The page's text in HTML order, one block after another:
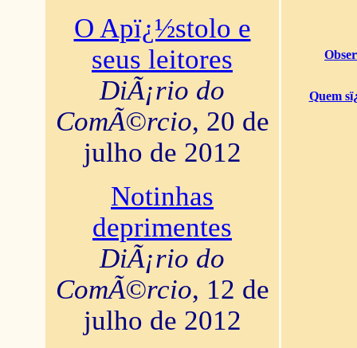
O Apï¿½stolo e
seus leitores
DiÃ¡rio do
ComÃ©rcio, 20 de
julho de 2012
Notinhas
deprimentes
DiÃ¡rio do
ComÃ©rcio, 12 de
julho de 2012
Quem